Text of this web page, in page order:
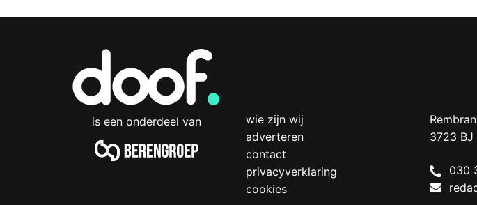
is een onderdeel van
wie zijn wij
adverteren
contact
privacyverklaring
cookies
Doof.nl
work
3723 BJ
030